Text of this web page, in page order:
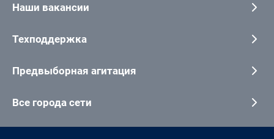
Наши вакансии
Техподдержка
Предвыборная агитация
Все города сети